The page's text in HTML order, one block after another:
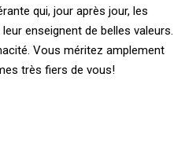
qui, jour après jour, les
enseignent de belles valeurs.
Vous méritez amplement
très fiers de vous!